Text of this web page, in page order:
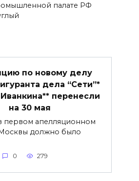
палате РФ
по новому делу
дела “Сети”*
перенесли
на 30 мая
первом апелляционном
должно было
0 279